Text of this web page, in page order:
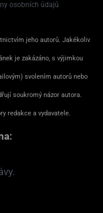
osobních údajů
jeho autorů. Jakékoliv
je zakázáno, s výjimkou
svolením autorů nebo
soukromý názor autora.
redakce a vydavatele.